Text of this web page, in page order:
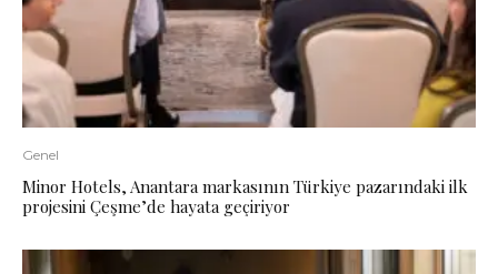
Genel
Minor Hotels, Anantara markasının Türkiye pazarındaki ilk
projesini Çeşme’de hayata geçiriyor